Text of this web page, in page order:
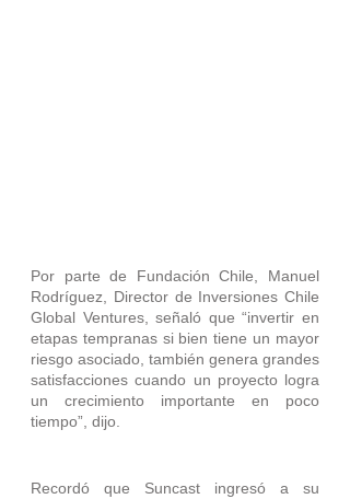
Por parte de Fundación Chile, Manuel
Rodríguez, Director de Inversiones Chile
Global Ventures, señaló que “invertir en
etapas tempranas si bien tiene un mayor
riesgo asociado, también genera grandes
satisfacciones cuando un proyecto logra
un crecimiento importante en poco
tiempo”, dijo.
Recordó que Suncast ingresó a su